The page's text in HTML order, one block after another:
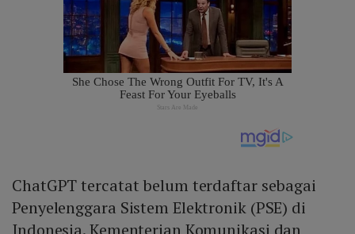
ChatGPT tercatat belum terdaftar sebagai
Penyelenggara Sistem Elektronik (PSE) di
Indonesia. Kementerian Komunikasi dan